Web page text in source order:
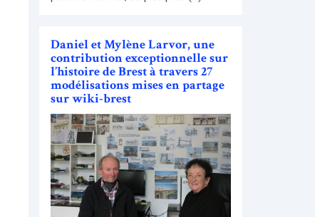
Daniel et Mylène Larvor, une
contribution exceptionnelle sur
l’histoire de Brest à travers 27
modélisations mises en partage
sur wiki-brest